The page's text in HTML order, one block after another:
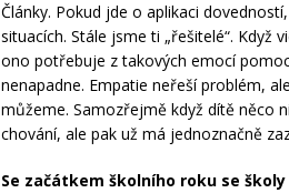
Články. Pokud jde o aplikaci
situacích. Stále jsme ti „řešitelé“. Když
ono potřebuje z takových emocí
nenapadne. Empatie neřeší problém,
můžeme. Samozřejmě když dítě něco
chování, ale pak už má jednoznačně
Se začátkem školního roku se